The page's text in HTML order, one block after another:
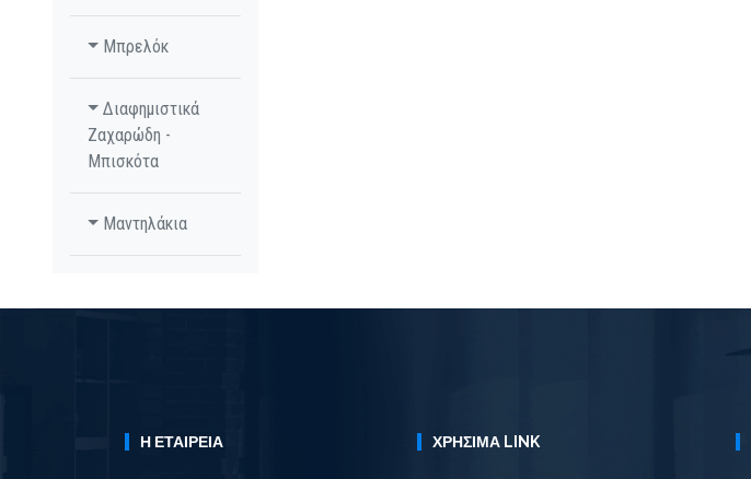
Μπρελόκ
Διαφημιστικά
Ζαχαρώδη -
Μπισκότα
Μαντηλάκια
Η ΕΤΑΙΡΕΊΑ ΧΡΉΣΙΜΑ LINK